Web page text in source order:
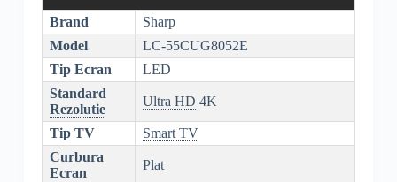
Brand
Sharp
Model
LC-55CUG8052E
Tip Ecran
LED
Standard
Rezolutie
Ultra HD 4K
Tip TV
Smart TV
Curbura
Ecran
Plat